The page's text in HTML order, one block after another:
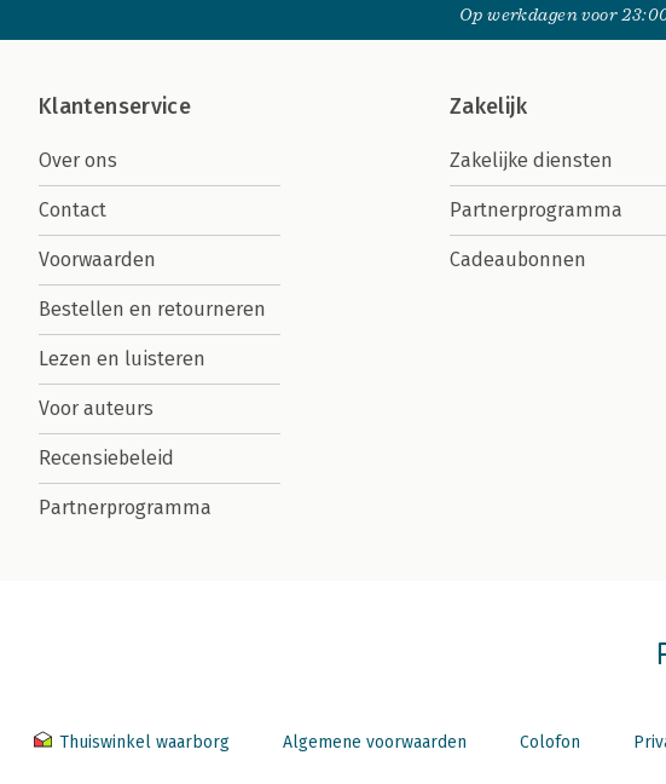
Op werkdagen voor
Klantenservice
Over ons
Contact
Voorwaarden
Bestellen en retourneren
Lezen en luisteren
Voor auteurs
Recensiebeleid
Partnerprogramma
Zakelijk
Zakelijke diensten
Partnerprogramma
Cadeaubonnen
Thuiswinkel waarborg Algemene voorwaarden Colofon